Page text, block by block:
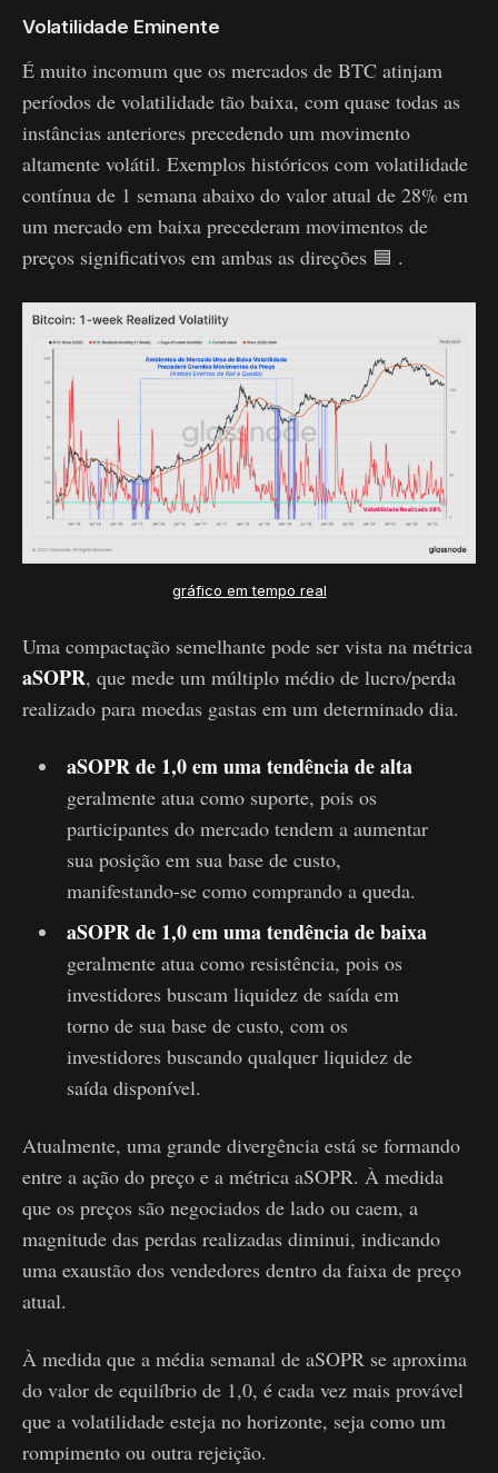
Volatilidade Eminente
É muito incomum que os mercados de BTC atinjam
períodos de volatilidade tão baixa, com quase todas as
instâncias anteriores precedendo um movimento
altamente volátil. Exemplos históricos com volatilidade
contínua de 1 semana abaixo do valor atual de 28% em
um mercado em baixa precederam movimentos de
preços significativos em ambas as direções 🟦 .
gráfico em tempo real
Uma compactação semelhante pode ser vista na métrica
aSOPR, que mede um múltiplo médio de lucro/perda
realizado para moedas gastas em um determinado dia.
aSOPR de 1,0 em uma tendência de alta
geralmente atua como suporte, pois os
participantes do mercado tendem a aumentar
sua posição em sua base de custo,
manifestando-se como comprando a queda.
aSOPR de 1,0 em uma tendência de baixa
geralmente atua como resistência, pois os
investidores buscam liquidez de saída em
torno de sua base de custo, com os
investidores buscando qualquer liquidez de
saída disponível.
Atualmente, uma grande divergência está se formando
entre a ação do preço e a métrica aSOPR. À medida
que os preços são negociados de lado ou caem, a
magnitude das perdas realizadas diminui, indicando
uma exaustão dos vendedores dentro da faixa de preço
atual.
À medida que a média semanal de aSOPR se aproxima
do valor de equilíbrio de 1,0, é cada vez mais provável
que a volatilidade esteja no horizonte, seja como um
rompimento ou outra rejeição.